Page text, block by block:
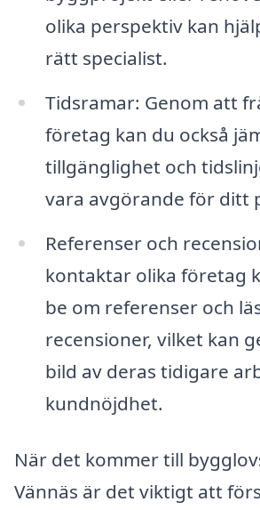
olika perspektiv kan
rätt specialist.
Tidsramar: Genom att
företag kan du också
tillgänglighet och
vara avgörande för ditt
Referenser och
kontaktar olika företag
be om referenser och
recensioner, vilket kan
bild av deras tidigare
kundnöjdhet.
När det kommer till
Vännäs är det viktigt att